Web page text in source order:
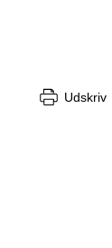
Udskriv